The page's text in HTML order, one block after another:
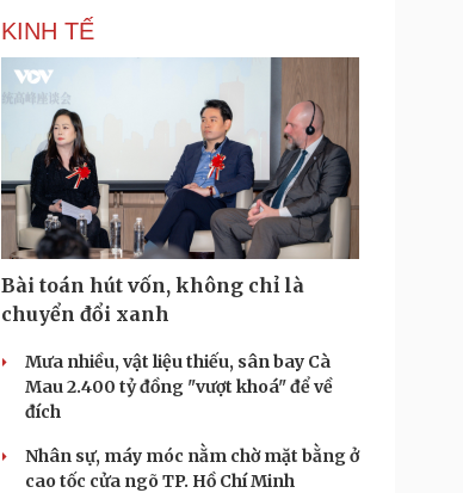
KINH TẾ
Bài toán hút vốn, không chỉ là
chuyển đổi xanh
Mưa nhiều, vật liệu thiếu, sân bay Cà
Mau 2.400 tỷ đồng "vượt khoá" để về
đích
Nhân sự, máy móc nằm chờ mặt bằng ở
cao tốc cửa ngõ TP. Hồ Chí Minh